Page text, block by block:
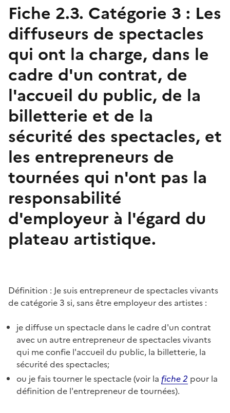
Fiche 2.3. Catégorie 3 : Les
diffuseurs de spectacles
qui ont la charge, dans le
cadre d'un contrat, de
l'accueil du public, de la
billetterie et de la
sécurité des spectacles, et
les entrepreneurs de
tournées qui n'ont pas la
responsabilité
d'employeur à l'égard du
plateau artistique.
Définition : Je suis entrepreneur de spectacles vivants
de catégorie 3 si, sans être employeur des artistes :
je diffuse un spectacle dans le cadre d'un contrat
avec un autre entrepreneur de spectacles vivants
qui me confie l'accueil du public, la billetterie, la
sécurité des spectacles;
ou je fais tourner le spectacle (voir la fiche 2 pour la
définition de l'entrepreneur de tournées).